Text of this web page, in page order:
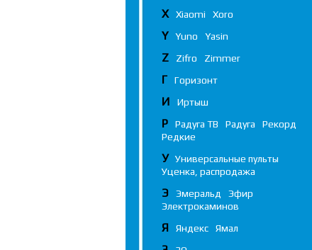
X Xiaomi Xoro
Y Yuno Yasin
Z Zifro Zimmer
Г Горизонт
И Иртыш
Р Радуга ТВ Радуга
Рекорд
Редкие
У
Универсальные пульты
Уценка, распродажа
Э Эмеральд
Эфир
Электрокаминов
Я Яндекс Ямал